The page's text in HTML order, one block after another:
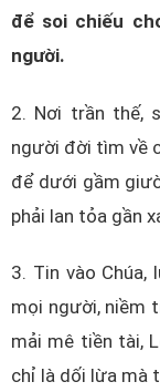
để soi chiếu
người.
2. Nơi trần thế,
người đời tìm về
để dưới gầm
phải lan tỏa gần
3. Tin vào Chúa,
mọi người, niềm
mải mê tiền tài,
chỉ là dối lừa mà